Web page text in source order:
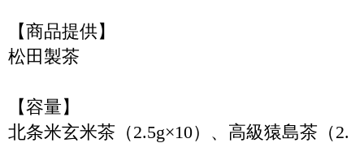
【商品提供】
松田製茶
【容量】
北条米玄米茶（2.5g×10）、高級猿島茶（2.